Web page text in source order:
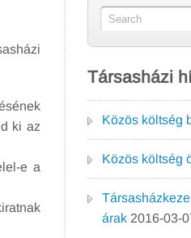
ki az
e a
Társasházi
Közös költség
Közös költség
árak 2016-03-